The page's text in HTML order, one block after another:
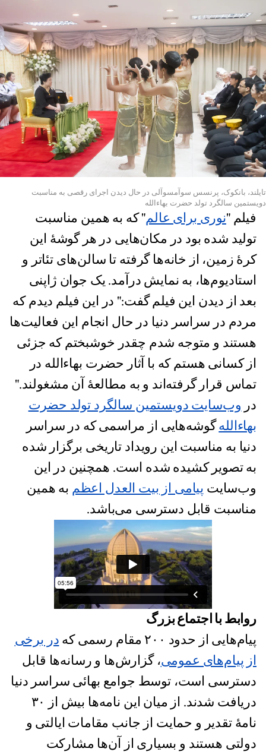
تایلند، بانکوک، پرنسس سوآمسوآلی در حال دیدن اجرای رقصی به مناسبت
دویستمین سالگرد تولد حضرت بهاءالله
فیلم "نوری برای عالم" که به همین مناسبت
تولید شده بود در مکان‌هایی در هر گوشۀ این
کرۀ زمین، از خانه‌ها گرفته تا سالن‌های تئاتر و
استادیوم‌ها، به نمایش درآمد. یک جوان ژاپنی
بعد از دیدن این فیلم گفت:" در این فیلم دیدم که
مردم در سراسر دنیا در حال انجام این فعالیت‌ها
هستند و متوجه شدم چقدر خوشبختم که جزئی
از کسانی هستم که با آثار حضرت بهاءالله در
تماس قرار گرفته‌اند و به مطالعۀ آن مشغولند."
در وب‌سایت دویستمین سالگرد تولد حضرت
بهاءاللهگوشه‌هایی از مراسمی که در سراسر
دنیا به مناسبت این رویداد تاریخی برگزار شده
به تصویر کشیده شده است. همچنین در این
وب‌سایت پیامی از بیت العدل اعظم به همین
مناسبت قابل دسترسی می‌باشد.
روابط با اجتماع بزرگ
پیام‌هایی از حدود ۲۰۰ مقام رسمی که
در برخی
از پیام‌های عمومی، گزارش‌ها و رسانه‌ها قابل
دسترسی است، توسط جوامع بهائی سراسر دنیا
دریافت شدند. از میان این نامه‌ها بیش از ۳۰
نامۀ تقدیر و حمایت از جانب مقامات ایالتی و
دولتی هستند و بسیاری از آن‌ها مشارکت